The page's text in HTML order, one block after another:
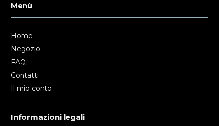
Menù
Home
Negozio
FAQ
Contatti
Il mio conto
Informazioni legali